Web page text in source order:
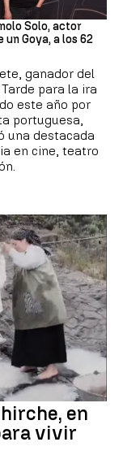
Solo, actor
un Goya, a los 62
ganador del
para la ira
este año por
portuguesa,
una destacada
en cine, teatro
en
vivir